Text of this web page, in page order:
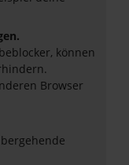
können
Browser